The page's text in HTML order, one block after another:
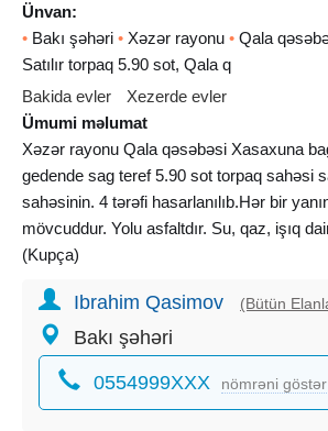
Ünvan:
• Bakı şəhəri • Xəzər rayonu • Qala
Satılır torpaq 5.90 sot, Qala q
Bakida evler
Xezerde evler
Ümumi məlumat
Xəzər rayonu Qala qəsəbəsi Xasaxuna
gedende sag teref 5.90 sot torpaq sahəsi
sahəsinin. 4 tərəfi hasarlanılıb.Hər bir
mövcuddur. Yolu asfaltdır. Su, qaz, işıq
(Kupça)
Ibrahim Qasimov (Bütün
Bakı şəhəri
0554999XXX nömrəni göstər